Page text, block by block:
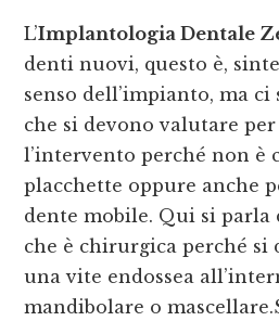
L’Implantologia Dentale
denti nuovi, questo è,
senso dell’impianto, ma ci
che si devono valutare
l’intervento perché non è
placchette oppure anche
dente mobile. Qui si parla
che è chirurgica perché si
una vite endossea
mandibolare o